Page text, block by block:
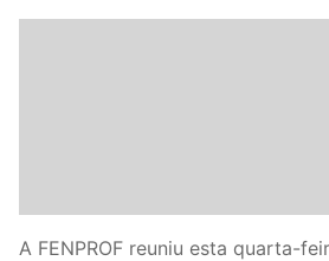
A FENPROF reuniu esta quarta-